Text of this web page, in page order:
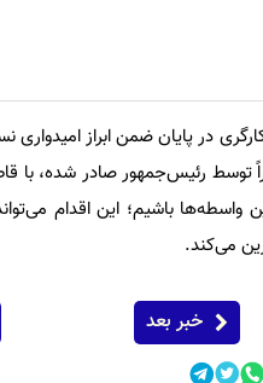
در پایان ضمن ابراز
توسط رئیس‌جمهور صادر شده، با
باشیم؛ این اقدام
می‌کند.
خبر بعد